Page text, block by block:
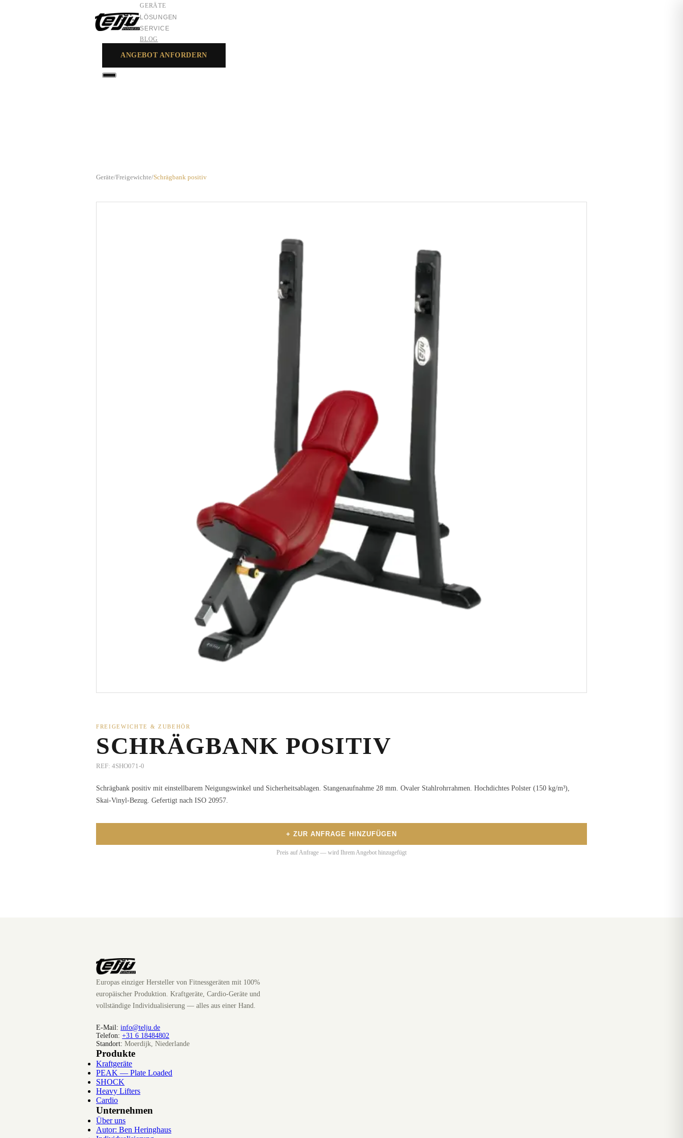
GERÄTE
LÖSUNGEN
SERVICE
BLOG
ANGEBOT ANFORDERN
Geräte/Freigewichte/Schrägbank positiv
FREIGEWICHTE & ZUBEHÖR
SCHRÄGBANK POSITIV
REF:4SHO071-0
Schrägbank positiv mit einstellbarem Neigungswinkel und Sicherheitsablagen. Stangenaufnahme 28 mm. Ovaler Stahlrohrrahmen. Hochdichtes Polster (150 kg/m³),
Skai-Vinyl-Bezug. Gefertigt nach ISO 20957.
+ ZUR ANFRAGE HINZUFÜGEN
Preis auf Anfrage — wird Ihrem Angebot hinzugefügt
Europas einziger Hersteller von Fitnessgeräten mit 100%
europäischer Produktion. Kraftgeräte, Cardio-Geräte und
vollständige Individualisierung — alles aus einer Hand.
E-Mail: info@telju.de
Telefon: +31 6 18484802
Standort: Moerdijk, Niederlande
Produkte
Kraftgeräte
PEAK — Plate Loaded
SHOCK
Heavy Lifters
Cardio
Unternehmen
Über uns
Autor: Ben Heringhaus